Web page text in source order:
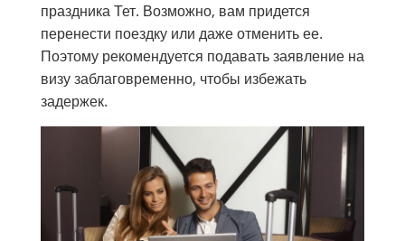
праздника Тет. Возможно, вам придется
перенести поездку или даже отменить ее.
Поэтому рекомендуется подавать заявление на
визу заблаговременно, чтобы избежать
задержек.